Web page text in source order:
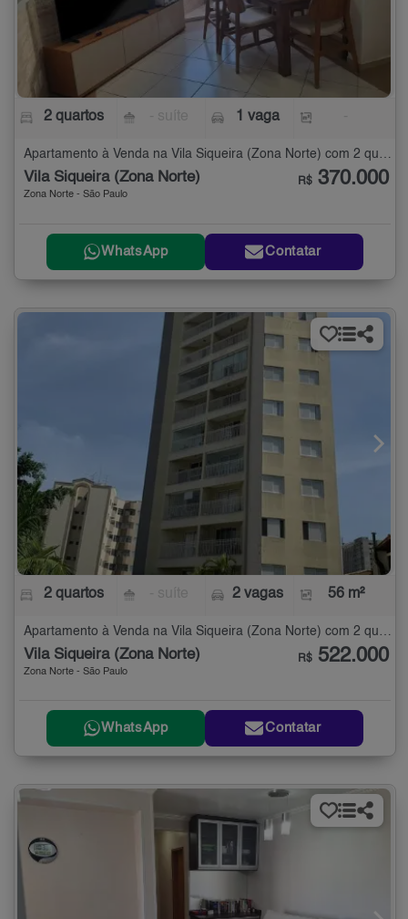
2 quartos 1 vaga
Apartamento à Venda na Vila Siqueira (Zona Norte) com 2 quartos
Vila Siqueira (Zona Norte)
Zona Norte - São Paulo
R$ 370.000
WhatsApp Contatar
2 quartos 2 vagas 56 m²
Vila Siqueira (Zona Norte)
Zona Norte - São Paulo
R$ 522.000
WhatsApp Contatar